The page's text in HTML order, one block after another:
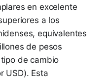
en excelente
a los
equivalentes
de pesos
de cambio
USD). Esta